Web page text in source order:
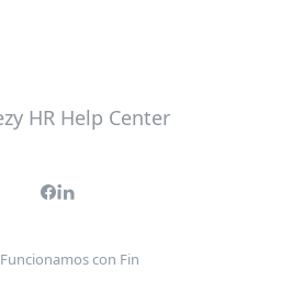
Funcionamos con Fin